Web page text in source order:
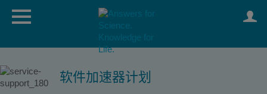
软件加速器计划